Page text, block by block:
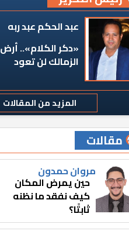
عبد الحكم عبد ربه
«دكر الكلام».. أرض
الزمالك لن تعود
المزيد من المقالات
مقالات
مروان حمدون
حين يمرض المكان
كيف نفقد ما نظنه
ثابتًا؟